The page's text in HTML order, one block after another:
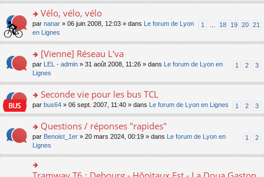
ré
c
e
nt
pl
u
s
ré
c
e
nt
n
o
n
lu
pl
u
s
ré
c
e
s
s
g
o
n
lu
le
u
s
ré
c
e
nt
er
le
m
e
s
a
g
e
n
o
n
pl
u
s
ré
c
e
o
n
s
er
le
m
e
s
s
e
n
o
n
lu
le
Vélo, vélo, vélo
1 18 19 20 21
par nanar » 06 juin 2008, 12:03 » dans
Le forum de Lyon
en Lignes
o
s
er
le
m
e
s
s
g
[Vienne] Réseau L'va
1 2 3
par LEL - admin » 31 août 2008, 11:26 » dans
Le forum de Lyon en
Lignes
o
n
ult
er
le
m
e
Seconde vie pour les bus TCL
1 2 3
par bus64 » 06 sept. 2007, 11:40 » dans Le forum de Lyon en Lignes
o
s
ult
er
Questions / réponses "rapides"
1 2
par Benoist_1er » 20 mars 2024, 00:19 » dans
Le forum de Lyon en
Lignes
o